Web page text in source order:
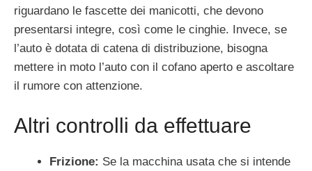
riguardano le fascette dei manicotti, che devono
presentarsi integre, così come le cinghie. Invece, se
l’auto è dotata di catena di distribuzione, bisogna
mettere in moto l’auto con il cofano aperto e ascoltare
il rumore con attenzione.
Altri controlli da effettuare
Frizione: Se la macchina usata che si intende